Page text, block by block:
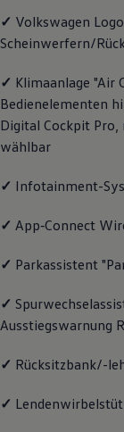
Zubehör
✓ Volkswagen
Scheinwerfern/
✓ Klimaanlage
Bedienelementen
Digital Cockpit
wählbar
✓ Infotainment-
✓ App‑Connect
✓ Parkassistent
✓
Ausstiegswarnung
✓ Rücksitzbank/-
✓